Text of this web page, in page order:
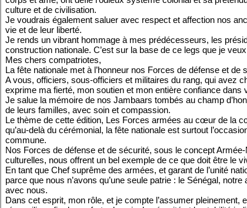
culture et de civilisation.
Je voudrais également saluer avec respect et affection nos
vie et de leur liberté.
Je rends un vibrant hommage à mes prédécesseurs, les
construction nationale. C’est sur la base de ce legs que je
Mes chers compatriotes,
La fête nationale met à l’honneur nos Forces de défense et de
A vous, officiers, sous-officiers et militaires du rang, qui avez
exprime ma fierté, mon soutien et mon entière confiance
Je salue la mémoire de nos Jambaars tombés au champ
de leurs familles, avec soin et compassion.
Le thème de cette édition, Les Forces armées au cœur de la
qu’au-delà du cérémonial, la fête nationale est surtout
commune.
Nos Forces de défense et de sécurité, sous le concept
culturelles, nous offrent un bel exemple de ce que doit être le
En tant que Chef suprême des armées, et garant de l’unité
parce que nous n’avons qu’une seule patrie : le Sénégal,
avec nous.
Dans cet esprit, mon rôle, et je compte l’assumer